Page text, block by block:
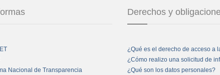
Nacional de Transparencia
Derechos y
¿Qué es el derecho de acceso a
¿Cómo realizo una solicitud de
¿Qué son los datos personales?